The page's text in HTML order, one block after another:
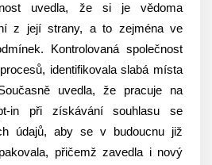
uvedla, že si je vědoma
z její strany, a to zejména ve
Kontrolovaná společnost
identifikovala slabá místa
uvedla, že pracuje na
in při získávání souhlasu se
údajů, aby se v budoucnu již
přičemž zavedla i nový